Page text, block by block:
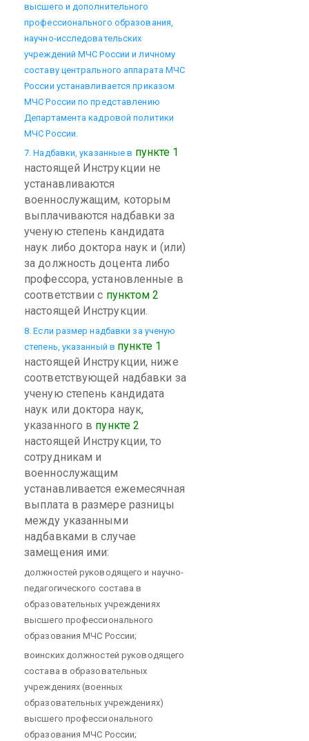
высшего и дополнительного
профессионального образования,
научно-исследовательских
учреждений МЧС России и личному
составу центрального аппарата МЧС
России устанавливается приказом
МЧС России по представлению
Департамента кадровой политики
МЧС России.
7. Надбавки, указанные в пункте 1
настоящей Инструкции не
устанавливаются
военнослужащим, которым
выплачиваются надбавки за
ученую степень кандидата
наук либо доктора наук и (или)
за должность доцента либо
профессора, установленные в
соответствии с пунктом 2
настоящей Инструкции.
8. Если размер надбавки за ученую
степень, указанный в пункте 1
настоящей Инструкции, ниже
соответствующей надбавки за
ученую степень кандидата
наук или доктора наук,
указанного в пункте 2
настоящей Инструкции, то
сотрудникам и
военнослужащим
устанавливается ежемесячная
выплата в размере разницы
между указанными
надбавками в случае
замещения ими:
должностей руководящего и научно-
педагогического состава в
образовательных учреждениях
высшего профессионального
образования МЧС России;
воинских должностей руководящего
состава в образовательных
учреждениях (военных
образовательных учреждениях)
высшего профессионального
образования МЧС России;